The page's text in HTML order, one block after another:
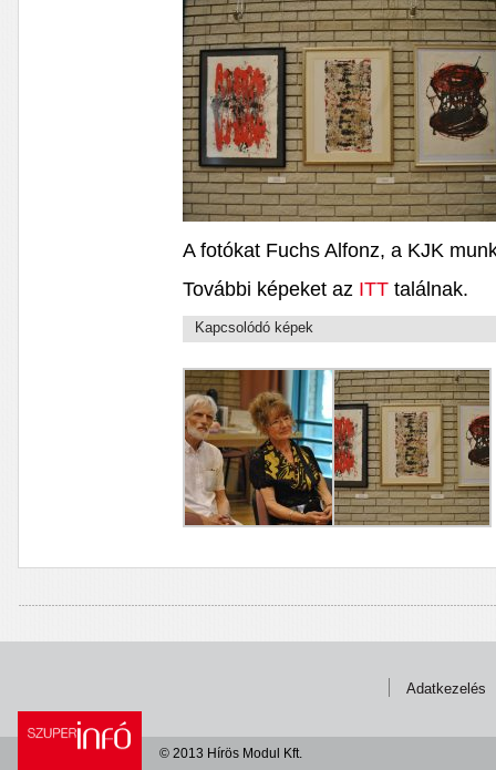
A fotókat Fuchs Alfonz, a KJK
További képeket az ITT találnak.
Kapcsolódó képek
Adatkezelés
© 2013 Hírös Modul Kft.